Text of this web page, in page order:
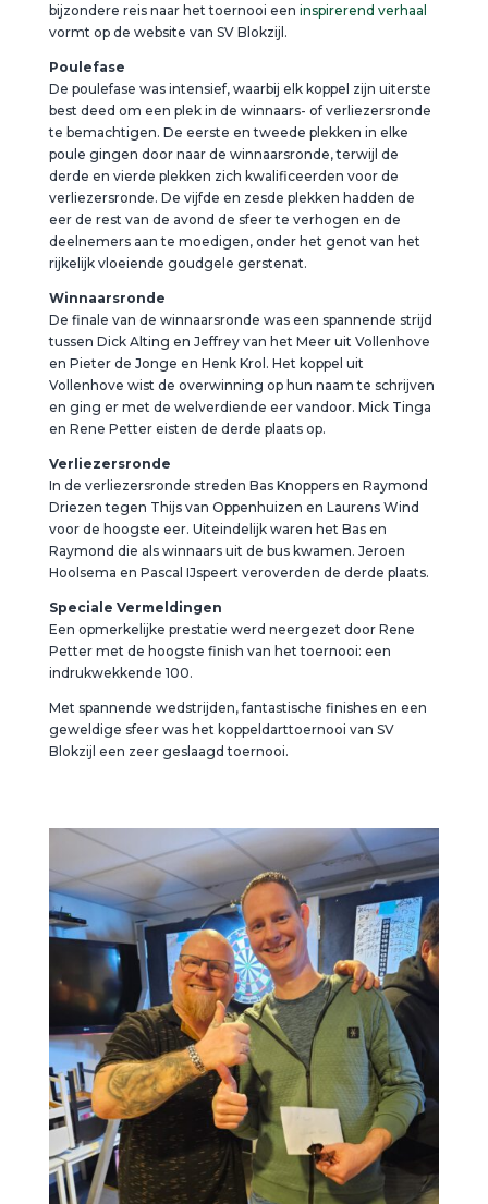
bijzondere reis naar het toernooi een inspirerend verhaal
vormt op de website van SV Blokzijl.
Poulefase
De poulefase was intensief, waarbij elk koppel zijn uiterste
best deed om een plek in de winnaars- of verliezersronde
te bemachtigen. De eerste en tweede plekken in elke
poule gingen door naar de winnaarsronde, terwijl de
derde en vierde plekken zich kwalificeerden voor de
verliezersronde. De vijfde en zesde plekken hadden de
eer de rest van de avond de sfeer te verhogen en de
deelnemers aan te moedigen, onder het genot van het
rijkelijk vloeiende goudgele gerstenat.
Winnaarsronde
De finale van de winnaarsronde was een spannende strijd
tussen Dick Alting en Jeffrey van het Meer uit Vollenhove
en Pieter de Jonge en Henk Krol. Het koppel uit
Vollenhove wist de overwinning op hun naam te schrijven
en ging er met de welverdiende eer vandoor. Mick Tinga
en Rene Petter eisten de derde plaats op.
Verliezersronde
In de verliezersronde streden Bas Knoppers en Raymond
Driezen tegen Thijs van Oppenhuizen en Laurens Wind
voor de hoogste eer. Uiteindelijk waren het Bas en
Raymond die als winnaars uit de bus kwamen. Jeroen
Hoolsema en Pascal IJspeert veroverden de derde plaats.
Speciale Vermeldingen
Een opmerkelijke prestatie werd neergezet door Rene
Petter met de hoogste finish van het toernooi: een
indrukwekkende 100.
Met spannende wedstrijden, fantastische finishes en een
geweldige sfeer was het koppeldarttoernooi van SV
Blokzijl een zeer geslaagd toernooi.